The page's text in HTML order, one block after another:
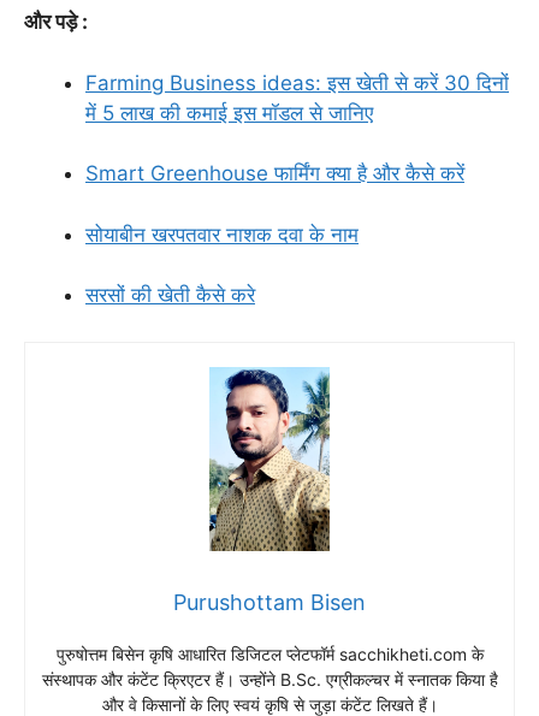
और पड़े :
Farming Business ideas: इस खेती से करें 30 दिनों
में 5 लाख की कमाई इस मॉडल से जानिए
Smart Greenhouse फार्मिंग क्या है और कैसे करें
सोयाबीन खरपतवार नाशक दवा के नाम
सरसों की खेती कैसे करे
Purushottam Bisen
पुरुषोत्तम बिसेन कृषि आधारित डिजिटल प्लेटफॉर्म sacchikheti.com के
संस्थापक और कंटेंट क्रिएटर हैं। उन्होंने B.Sc. एग्रीकल्चर में स्नातक किया है
और वे किसानों के लिए स्वयं कृषि से जुड़ा कंटेंट लिखते हैं।